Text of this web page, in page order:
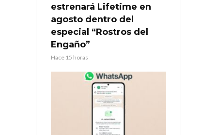
estrenará Lifetime en
agosto dentro del
especial “Rostros del
Engaño”
Hace 15 horas